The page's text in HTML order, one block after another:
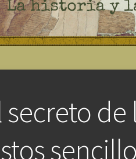
secreto